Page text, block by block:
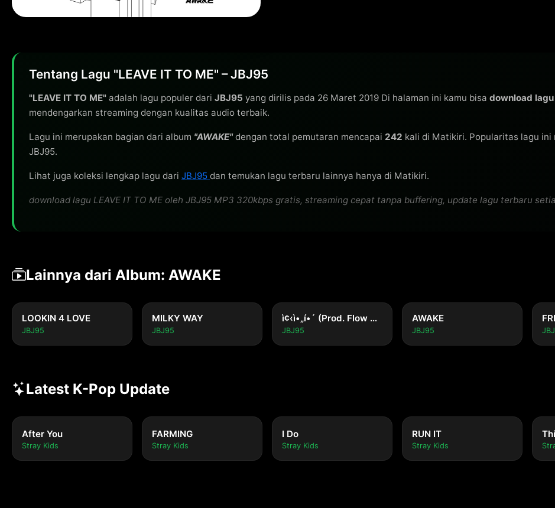
Tentang Lagu "LEAVE IT TO ME" – JBJ95
"LEAVE IT TO ME" adalah lagu populer dari JBJ95 yang dirilis pada 26 Maret 2019 Di halaman ini kamu bisa download lagu
mendengarkan streaming dengan kualitas audio terbaik.
Lagu ini merupakan bagian dari album "AWAKE"dengan total pemutaran mencapai 242 kali di Matikiri. Popularitas lagu
JBJ95.
Lihat juga koleksi lengkap lagu dari JBJ95 dan temukan lagu terbaru lainnya hanya di Matikiri.
download lagu LEAVE IT TO ME oleh JBJ95 MP3 320kbps gratis, streaming cepat tanpa buffering, update lagu terbaru
Lainnya dari Album: AWAKE
LOOKIN 4 LOVE
JBJ95
MILKY WAY
JBJ95
ì¢‹ì•„í•´ (Prod. Flow Blow)
JBJ95
AWAKE
JBJ95
Latest K-Pop Update
After You
Stray Kids
FARMING
Stray Kids
I Do
Stray Kids
RUN IT
Stray Kids